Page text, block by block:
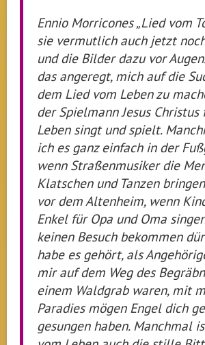
Ennio Morricones „Lied vom
sie vermutlich auch jetzt
und die Bilder dazu vor
das angeregt, mich auf die
dem Lied vom Leben zu
der Spielmann Jesus
Leben singt und spielt.
ich es ganz einfach in der
wenn Straßenmusiker die
Klatschen und Tanzen
vor dem Altenheim, wenn
Enkel für Opa und Oma
keinen Besuch bekommen
habe es gehört, als
mir auf dem Weg des
einem Waldgrab waren, mit
Paradies mögen Engel dich
gesungen haben. Manchmal